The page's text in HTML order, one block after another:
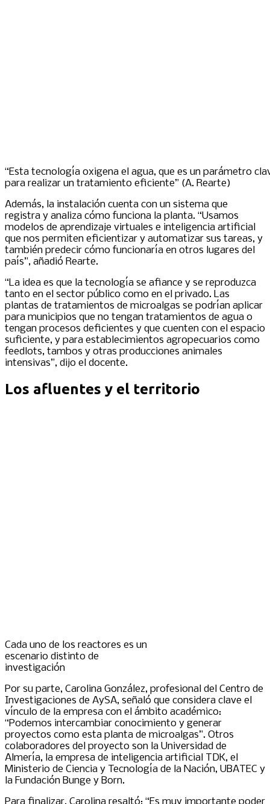
“Esta tecnología oxigena el agua, que es un parámetro
para realizar un tratamiento eficiente” (A. Rearte)
Además, la instalación cuenta con un sistema que
registra y analiza cómo funciona la planta. “Usamos
modelos de aprendizaje virtuales e inteligencia artificial
que nos permiten eficientizar y automatizar sus tareas, y
también predecir cómo funcionaría en otros lugares del
país”, añadió Rearte.
“La idea es que la tecnología se afiance y se reproduzca
tanto en el sector público como en el privado. Las
plantas de tratamientos de microalgas se podrían aplicar
para municipios que no tengan tratamientos de agua o
tengan procesos deficientes y que cuenten con el espacio
suficiente, y para establecimientos agropecuarios como
feedlots, tambos y otras producciones animales
intensivas”, dijo el docente.
Los afluentes y el territorio
Cada uno de los reactores es un
escenario distinto de
investigación
Por su parte, Carolina González, profesional del Centro de
Investigaciones de AySA, señaló que considera clave el
vínculo de la empresa con el ámbito académico:
“Podemos intercambiar conocimiento y generar
proyectos como esta planta de microalgas”. Otros
colaboradores del proyecto son la Universidad de
Almería, la empresa de inteligencia artificial TDK, el
Ministerio de Ciencia y Tecnología de la Nación, UBATEC y
la Fundación Bunge y Born.